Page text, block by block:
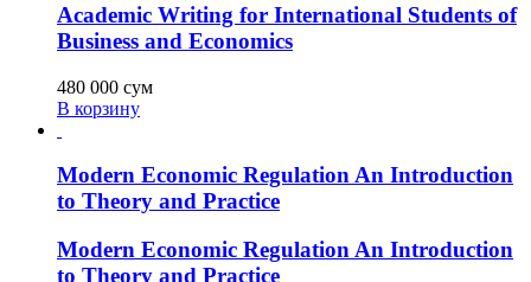
Academic Writing for International Students of
Business and Economics
480 000 сум
В корзину
Modern Economic Regulation An Introduction
to Theory and Practice
Modern Economic Regulation An Introduction
to Theory and Practice